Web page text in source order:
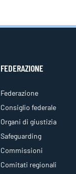
FEDERAZIONE
Federazione
Consiglio federale
Organi di giustizia
Safeguarding
Commissioni
Comitati regionali